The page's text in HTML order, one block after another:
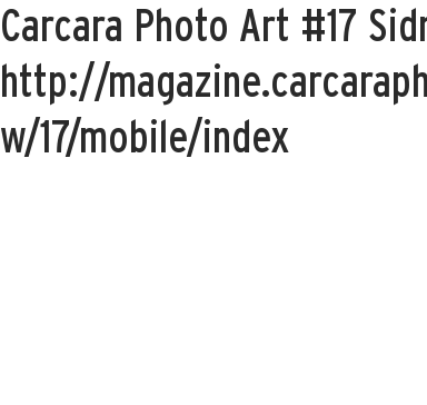
Carcara Photo Art #17
http://
w/17/mobile/index